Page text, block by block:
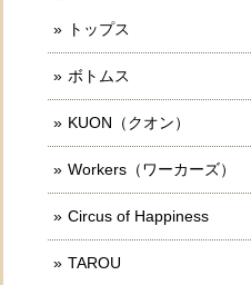
トップス
ボトムス
KUON（クオン）
Workers（ワーカーズ）
Circus of Happiness
TAROU